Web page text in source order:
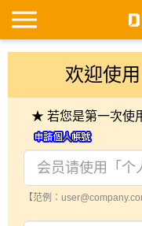
欢迎使
★ 若您是第一次使
【范例：